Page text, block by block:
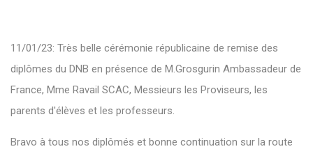
11/01/23: Très belle cérémonie républicaine de remise des
diplômes du DNB en présence de M.Grosgurin Ambassadeur de
France, Mme Ravail SCAC, Messieurs les Proviseurs, les
parents d'élèves et les professeurs.
Bravo à tous nos diplômés et bonne continuation sur la route